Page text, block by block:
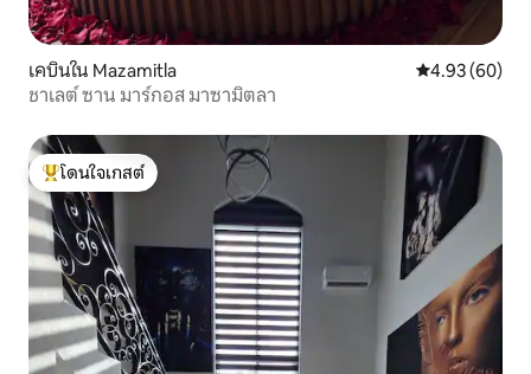
เคบินใน Mazamitla คะแนนเฉลี่ย
4.93 (60)
ชาเลต์ ซาน มาร์กอส มาซามิตลา
โดนใจเกสต์ที่สุด
โดนใจเกสต์